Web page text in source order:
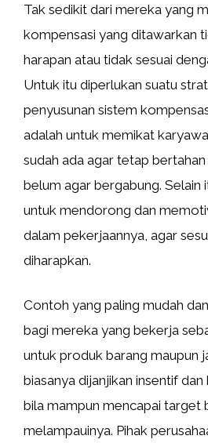
Tak sedikit dari mereka yang
kompensasi yang ditawarkan
harapan atau tidak sesuai
Untuk itu diperlukan suatu
penyusunan sistem
adalah untuk memikat
sudah ada agar tetap
belum agar bergabung. Selain
untuk mendorong dan
dalam pekerjaannya, agar
diharapkan.
Contoh yang paling mudah
bagi mereka yang bekerja
untuk produk barang maupun
biasanya dijanjikan insentif
bila mampun mencapai target
melampauinya. Pihak